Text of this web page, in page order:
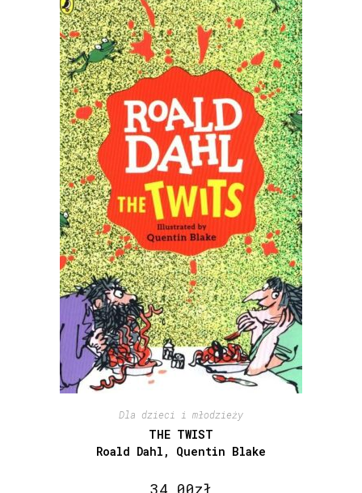
Dla dzieci i młodzieży
THE TWIST
Roald Dahl, Quentin Blake